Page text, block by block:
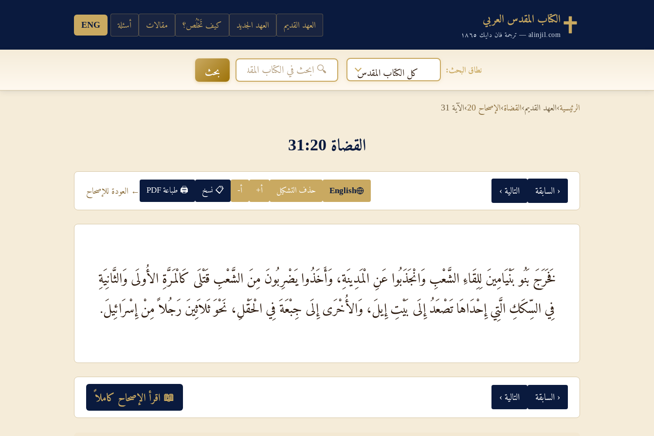
الكتاب المقدس العربي
alinjil.com — ترجمة فان دايك ١٨٦٥
العهد القديم العهد الجديد كيف تَخْلُص؟ مقالات أسئلة ENG
نطاق البحث: كل الكتاب المقدس بحث
الرئيسية›العهد القديم›القضاة›الإصحاح 20 ›الآية 31
القضاة 20‏:‏31
‹ السابقة التالية › English حذف التشكيل أ+ أ- 📋 نسخ 🖨 طباعة PDF ← العودة للإصحاح
فَخَرَجَ بَنُو بَنْيَامِينَ لِلِقَاءِ الشَّعْبِ وَانْجَذَبُوا عَنِ الْمَدِينَةِ، وَأَخَذُوا يَضْرِبُونَ مِنَ الشَّعْبِ قَتْلَى كَالْمَرَّةِ الأُولَى وَالثَّانِيَةِ
فِي السِّكَكِ الَّتِي إِحْدَاهَا تَصْعَدُ إِلَى بَيْتِ إِيلَ، وَالأُخْرَى إِلَى جِبْعَةَ فِي الْحَقْلِ، نَحْوَ ثَلاَثِينَ رَجُلاً مِنْ إِسْرَائِيلَ.
‹ السابقة التالية › 📖 اقرأ الإصحاح كاملاً